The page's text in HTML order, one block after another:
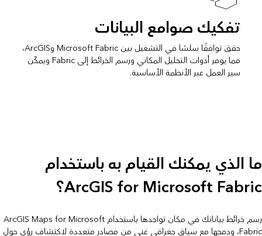
تفكيك صوامع البيانات
حقق توافقًا سلسًا في التشغيل بين Microsoft Fabric وArcGIS،
مما يوفر أدوات التحليل المكاني ورسم الخرائط إلى Fabric ويمكّن
سير العمل عبر الأنظمة الأساسية.
ما الذي يمكنك القيام به باستخدام
ArcGIS for Microsoft Fabric؟
رسم خرائط بياناتك في مكان تواجدها باستخدام ArcGIS Maps for Microsoft
Fabric، ودمجها مع سياق جغرافي غني من مصادر متعددة لاكتشاف رؤى حول